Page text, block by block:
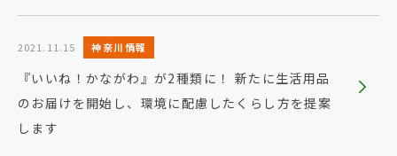
2021.11.15 神奈川情報
『いいね！かながわ』が2種類に！ 新たに生活用品
のお届けを開始し、環境に配慮したくらし方を提案
します